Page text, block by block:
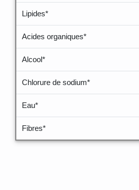
Lipides*
Acides organiques*
Alcool*
Chlorure de sodium*
Eau*
Fibres*